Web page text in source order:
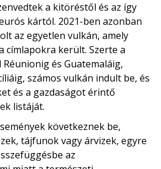
a kitöréstől és az így
kártól. 2021-ben azonban
az egyetlen vulkán, amely
címlapokra került. Szerte a
és Guatemaláig,
számos vulkán indult be, és
és a gazdaságot érintő
listáját.
következnek be,
tájfunok vagy árvizek, egyre
az